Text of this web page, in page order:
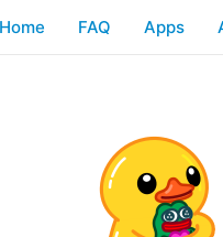
Home FAQ Apps